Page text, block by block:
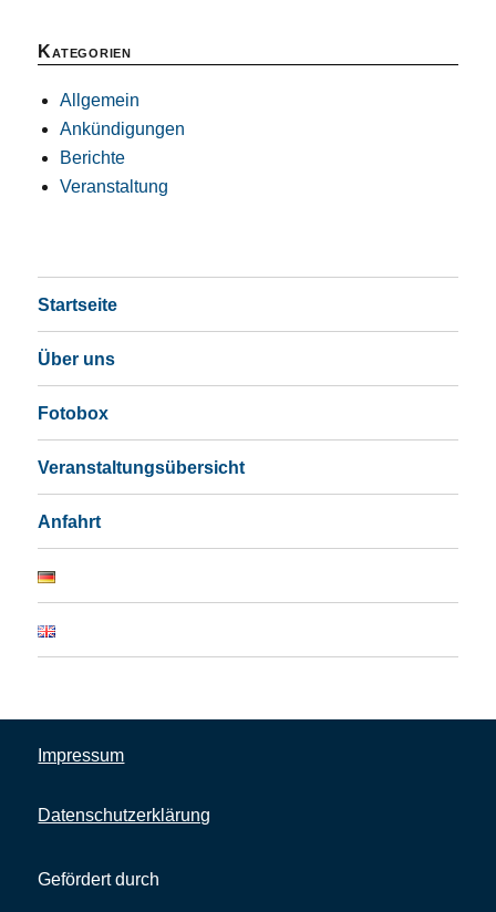
Kategorien
Allgemein
Ankündigungen
Berichte
Veranstaltung
Startseite
Über uns
Fotobox
Veranstaltungsübersicht
Anfahrt
Impressum
Datenschutzerklärung
Gefördert durch